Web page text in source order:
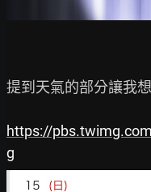
提到天氣的部分讓我
https://
g